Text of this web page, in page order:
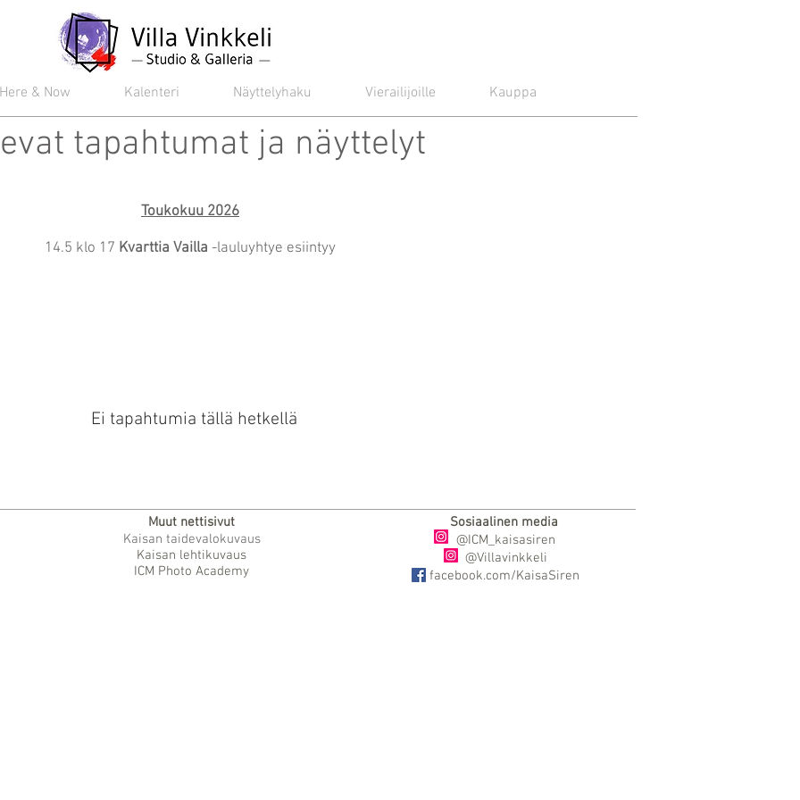
Here & Now Kalenteri Näyttelyhaku Vierailijoille Kauppa
tapahtumat ja näyttelyt
Toukokuu 2026
14.5 klo 17 Kvarttia Vailla -lauluyhtye esiintyy
Ei tapahtumia tällä hetkellä
Muut nettisivut
Kaisan taidevalokuvaus
Kaisan lehtikuvaus
ICM Photo Academy
Sosiaalinen media
@ICM_kaisasiren
@Villavinkkeli
facebook.com/KaisaSiren